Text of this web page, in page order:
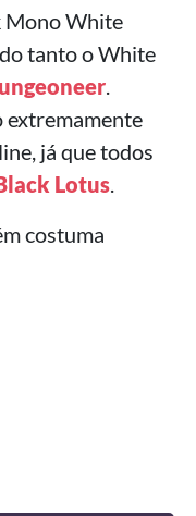
Mono White
tanto o White
.
extremamente
já que todos
Lotus.
costuma